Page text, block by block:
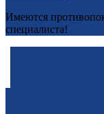
Имеются
специалиста!